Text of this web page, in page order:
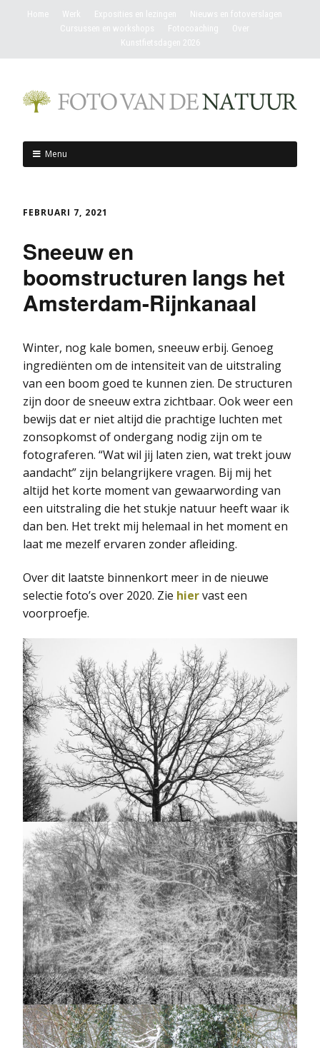
Home Werk Exposities en lezingen
Nieuws en fotoverslagen
Cursussen en workshops
Fotocoaching
Over
Kunstfietsdagen 2026
Menu
FEBRUARI 7, 2021
Sneeuw en
boomstructuren langs het
Amsterdam-Rijnkanaal
Winter, nog kale bomen, sneeuw erbij. Genoeg
ingrediënten om de intensiteit van de uitstraling
van een boom goed te kunnen zien. De structuren
zijn door de sneeuw extra zichtbaar. Ook weer een
bewijs dat er niet altijd die prachtige luchten met
zonsopkomst of ondergang nodig zijn om te
fotograferen. “Wat wil jij laten zien, wat trekt jouw
aandacht” zijn belangrijkere vragen. Bij mij het
altijd het korte moment van gewaarwording van
een uitstraling die het stukje natuur heeft waar ik
dan ben. Het trekt mij helemaal in het moment en
laat me mezelf ervaren zonder afleiding.
Over dit laatste binnenkort meer in de nieuwe
selectie foto’s over 2020. Zie hiervast een
voorproefje.